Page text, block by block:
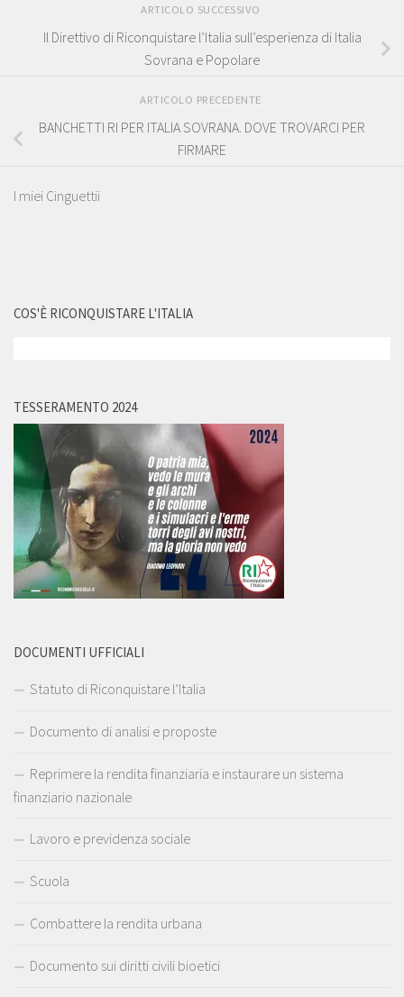
ARTICOLO SUCCESSIVO
Il Direttivo di Riconquistare l’Italia sull’esperienza di Italia
Sovrana e Popolare
ARTICOLO PRECEDENTE
BANCHETTI RI PER ITALIA SOVRANA. DOVE TROVARCI PER
FIRMARE
I miei Cinguettii
COS'È RICONQUISTARE L'ITALIA
TESSERAMENTO 2024
DOCUMENTI UFFICIALI
Statuto di Riconquistare l’Italia
Documento di analisi e proposte
Reprimere la rendita finanziaria e instaurare un sistema
finanziario nazionale
Lavoro e previdenza sociale
Scuola
Combattere la rendita urbana
Documento sui diritti civili bioetici